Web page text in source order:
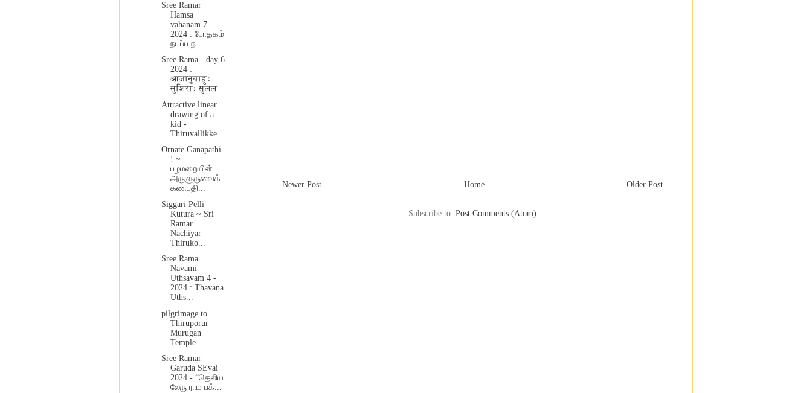
Newer Post Older Post
Home
Subscribe to: Post Comments (Atom)
Sree Ramar
Hamsa
vahanam 7 -
2024 : போதகம்
நடப்ப ந...
Sree Rama - day 6
2024 :
आजानुबाहुः
सुशिराः सुलल...
Attractive linear
drawing of a
kid -
Thiruvallikke...
Ornate Ganapathi
! ~
பழமறையின்
அருளுருவைக்
கணபதி...
Siggari Pelli
Kutura ~ Sri
Ramar
Nachiyar
Thiruko...
Sree Rama
Navami
Uthsavam 4 -
2024 : Thavana
Uths...
pilgrimage to
Thiruporur
Murugan
Temple
Sree Ramar
Garuda SEvai
2024 - “தெலிய
லேரு ராம பக்...